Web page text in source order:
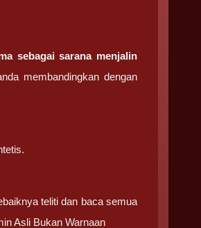
sebagai sarana menjalin
membandingkan dengan
teliti dan baca semua
Asli Bukan Warnaan